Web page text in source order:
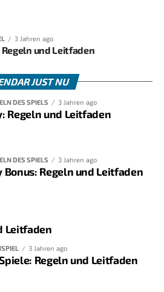
3 Jahren ago
Regeln und Leitfaden
JUST NU
DES SPIELS 3 Jahren ago
Regeln und Leitfaden
DES SPIELS 3 Jahren ago
Bonus: Regeln und Leitfaden
Leitfaden
3 Jahren ago
Regeln und Leitfaden